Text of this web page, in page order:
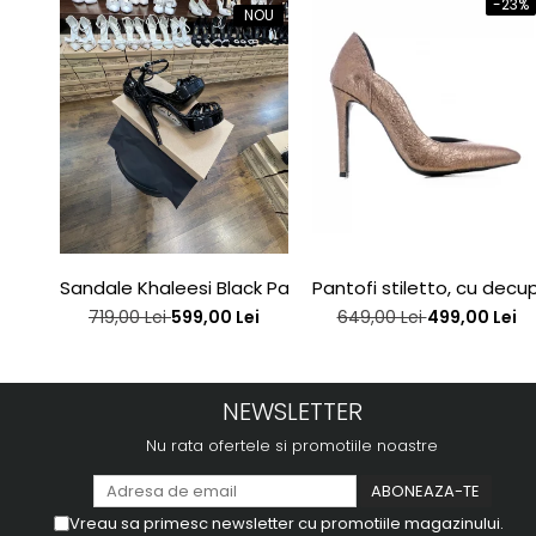
NOU
Sandale Khaleesi Black Patent
719,00 Lei599,00 Lei
-23%
Pantofi stiletto, cu
649,00 Lei499,00 Lei
NEWSLETTER
Nu rata ofertele si promotiile noastre
Vreau sa primesc newsletter cu promotiile magazinului.